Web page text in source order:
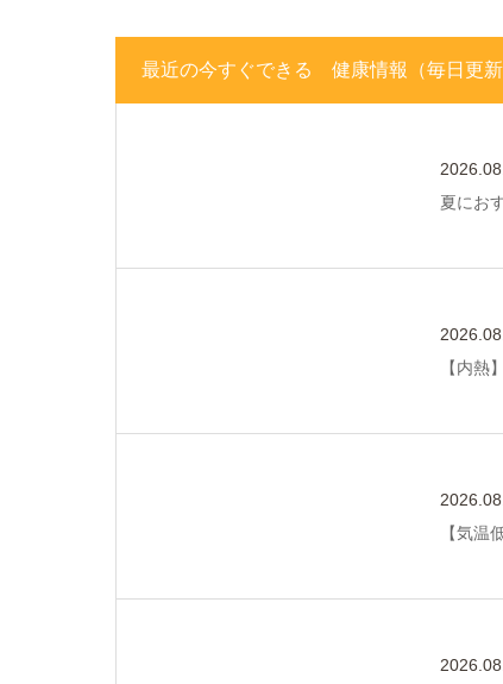
最近の今すぐできる 健康情報（毎日更新
夏にお
【内熱
【気温